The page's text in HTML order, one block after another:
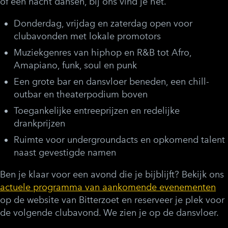
Donderdag, vrijdag en zaterdag open voor
clubavonden met lokale promotors
Muziekgenres van hiphop en R&B tot Afro,
Amapiano, funk, soul en punk
Een grote bar en dansvloer beneden, een chill-
outbar en theaterpodium boven
Toegankelijke entreeprijzen en redelijke
drankprijzen
Ruimte voor undergroundacts en opkomend talent
naast gevestigde namen
Ben je klaar voor een avond die je bijblijft? Bekijk ons
actuele programma van aankomende evenementen
op de website van Bitterzoet en reserveer je plek voor
de volgende clubavond. We zien je op de dansvloer.